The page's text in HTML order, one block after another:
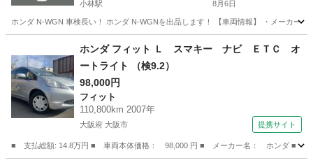
小林駅 8月6日
ホンダ N-WGN 車検長い！ ホンダ N-WGNを出品します！ 【車両情報】 ・メーカー
小林駅 N-WGN
ホンダ フィット Ｌ スマキー ナビ ＥＴＣ オ
ートライト （検9.2）
98,000円
フィット
110,800km 2007年
大阪府 大阪市 提携サイト
■ 支払総額: 14.8万円 ■ 車両本体価格： 98,000 円 ■ メーカー名： ホンダ